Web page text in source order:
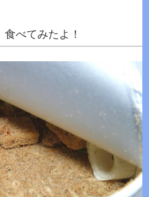
べてみたよ！